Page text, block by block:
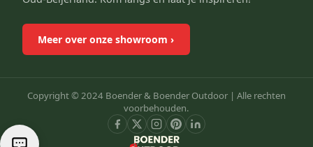
Meer over onze showroom ›
Copyright © 2024 Boender & Boender Outdoor | Alle rechten
voorbehouden.